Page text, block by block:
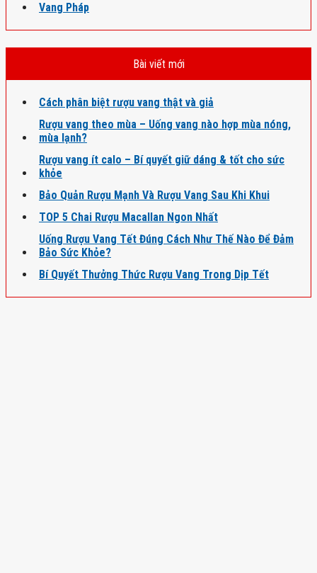
Vang Pháp
Bài viết mới
Cách phân biệt rượu vang thật và giả
Rượu vang theo mùa – Uống vang nào hợp mùa nóng,
mùa lạnh?
Rượu vang ít calo – Bí quyết giữ dáng & tốt cho sức
khỏe
Bảo Quản Rượu Mạnh Và Rượu Vang Sau Khi Khui
TOP 5 Chai Rượu Macallan Ngon Nhất
Uống Rượu Vang Tết Đúng Cách Như Thế Nào Để Đảm
Bảo Sức Khỏe?
Bí Quyết Thưởng Thức Rượu Vang Trong Dịp Tết